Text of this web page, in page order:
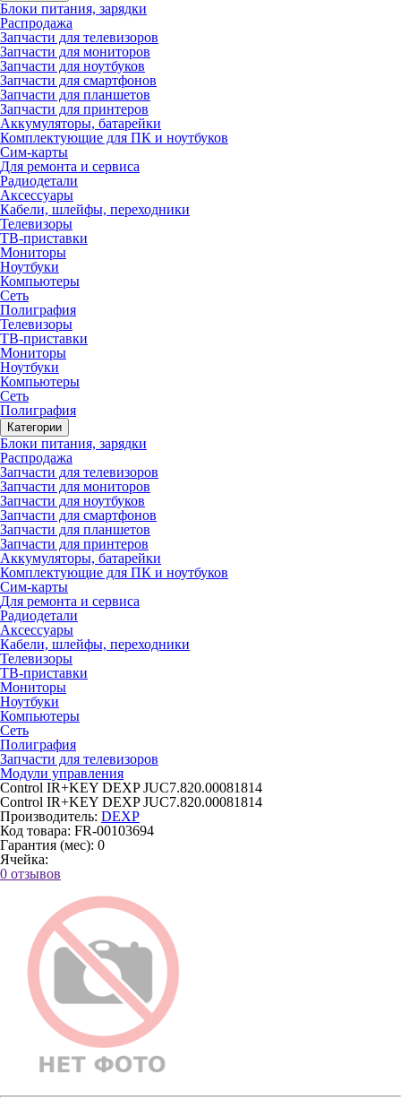
Блоки питания, зарядки
Распродажа
Запчасти для телевизоров
Запчасти для мониторов
Запчасти для ноутбуков
Запчасти для смартфонов
Запчасти для планшетов
Запчасти для принтеров
Аккумуляторы, батарейки
Комплектующие для ПК и ноутбуков
Сим-карты
Для ремонта и сервиса
Радиодетали
Аксессуары
Кабели, шлейфы, переходники
Телевизоры
ТВ-приставки
Мониторы
Ноутбуки
Компьютеры
Сеть
Полиграфия
Телевизоры
ТВ-приставки
Мониторы
Ноутбуки
Компьютеры
Сеть
Полиграфия
Категории
Блоки питания, зарядки
Распродажа
Запчасти для телевизоров
Запчасти для мониторов
Запчасти для ноутбуков
Запчасти для смартфонов
Запчасти для планшетов
Запчасти для принтеров
Аккумуляторы, батарейки
Комплектующие для ПК и ноутбуков
Сим-карты
Для ремонта и сервиса
Радиодетали
Аксессуары
Кабели, шлейфы, переходники
Телевизоры
ТВ-приставки
Мониторы
Ноутбуки
Компьютеры
Сеть
Полиграфия
Запчасти для телевизоров
Модули управления
Control IR+KEY DEXP JUC7.820.00081814
Control IR+KEY DEXP JUC7.820.00081814
Производитель: DEXP
Код товара: FR-00103694
Гарантия (мес): 0
Ячейка:
0 отзывов